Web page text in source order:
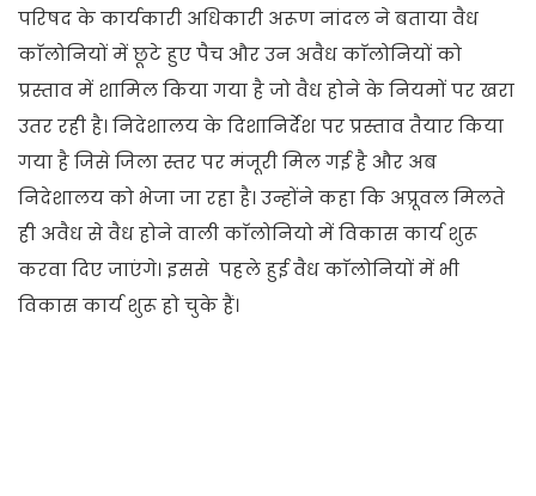
परिषद के कार्यकारी अधिकारी अरूण नांदल ने बताया वैध
काॅलोनियों में छूटे हुए पैच और उन अवैध काॅलोनियों को
प्रस्ताव में शामिल किया गया है जो वैध होने के नियमों पर खरा
उतर रही है। निदेशालय के दिशानिर्देश पर प्रस्ताव तैयार किया
गया है जिसे जिला स्तर पर मंजूरी मिल गई है और अब
निदेशालय को भेजा जा रहा है। उन्होंने कहा कि अप्रूवल मिलते
ही अवैध से वैध होने वाली काॅलोनियो में विकास कार्य शुरू
करवा दिए जाएंगे। इससे पहले हुई वैध काॅलोनियों में भी
विकास कार्य शुरू हो चुके हैं।